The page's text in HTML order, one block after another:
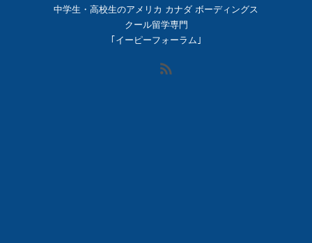
中学生・高校生のアメリカ カナダ ボーディングス
クール留学専門
｢イーピーフォーラム｣